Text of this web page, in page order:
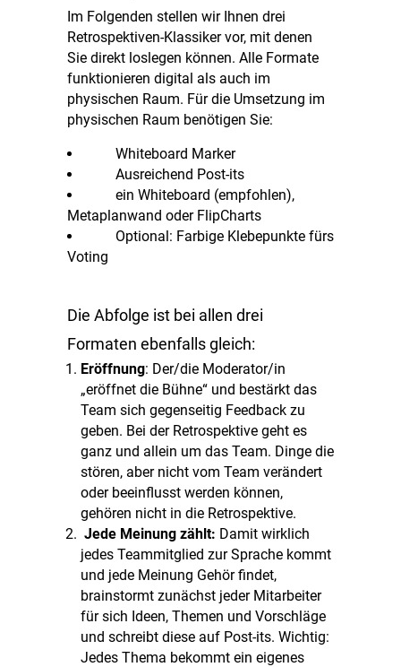
Im Folgenden stellen wir Ihnen drei
Retrospektiven-Klassiker vor, mit denen
Sie direkt loslegen können. Alle Formate
funktionieren digital als auch im
physischen Raum. Für die Umsetzung im
physischen Raum benötigen Sie:
Whiteboard Marker
Ausreichend Post-its
ein Whiteboard (empfohlen),
Metaplanwand oder FlipCharts
Optional: Farbige Klebepunkte fürs
Voting
Die Abfolge ist bei allen drei
Formaten ebenfalls gleich:
Eröffnung: Der/die Moderator/in
„eröffnet die Bühne“ und bestärkt das
Team sich gegenseitig Feedback zu
geben. Bei der Retrospektive geht es
ganz und allein um das Team. Dinge die
stören, aber nicht vom Team verändert
oder beeinflusst werden können,
gehören nicht in die Retrospektive.
Jede Meinung zählt: Damit wirklich
jedes Teammitglied zur Sprache kommt
und jede Meinung Gehör findet,
brainstormt zunächst jeder Mitarbeiter
für sich Ideen, Themen und Vorschläge
und schreibt diese auf Post-its. Wichtig:
Jedes Thema bekommt ein eigenes